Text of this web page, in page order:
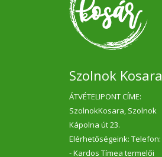
Szolnok Kosara
ÁTVÉTELIPONT CÍME:
SzolnokKosara, Szolnok
Kápolna út 23.
Elérhetőségeink: Telefon:
- Kardos Tímea termelői